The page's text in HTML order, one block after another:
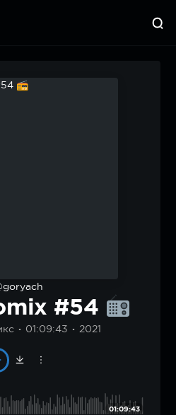
#54
01:09:43 2021
01:09:43